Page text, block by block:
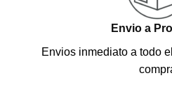
Envio a
Envios inmediato a todo